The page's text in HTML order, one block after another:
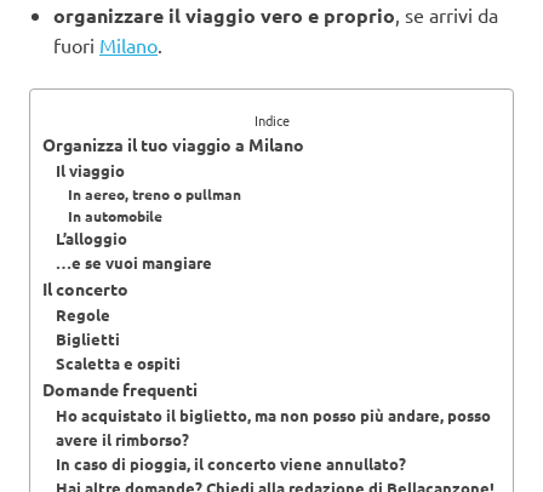
organizzare il viaggio vero e proprio , se arrivi da
fuori Milano
Indice
Organizza il tuo viaggio a Milano
Il viaggio
In aereo, treno o pullman
In automobile
L’alloggio
…e se vuoi mangiare
Il concerto
Regole
Biglietti
Scaletta e ospiti
Domande frequenti
Ho acquistato il biglietto, ma non posso più andare, posso
avere il rimborso?
In caso di pioggia, il concerto viene annullato?
Hai altre domande? Chiedi alla redazione di Bellacanzone!